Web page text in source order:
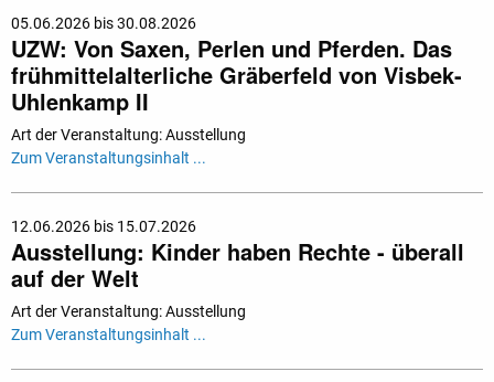
05.06.2026 bis 30.08.2026
UZW: Von Saxen, Perlen und Pferden. Das
frühmittelalterliche Gräberfeld von Visbek-
Uhlenkamp II
Art der Veranstaltung: Ausstellung
Zum Veranstaltungsinhalt ...
12.06.2026 bis 15.07.2026
Ausstellung: Kinder haben Rechte - überall
auf der Welt
Art der Veranstaltung: Ausstellung
Zum Veranstaltungsinhalt ...